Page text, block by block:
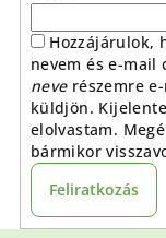
Hozzájárulok,
nevem és e-mail
neverészemre
küldjön.
elolvastam.
bármikor
Feliratkozás